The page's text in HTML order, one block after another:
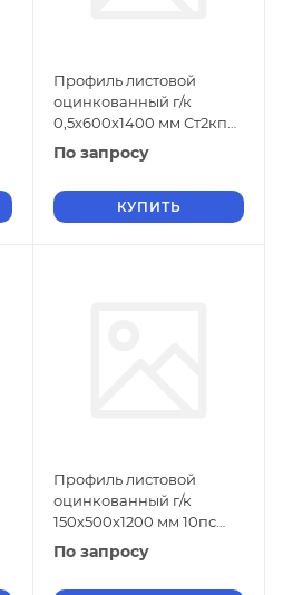
Профиль листовой
оцинкованный г/к
0,5х600х1400 мм Ст2кп
ГОСТ 9234-74
По запросу
КУПИТЬ
Профиль листовой
оцинкованный г/к
150х500х1200 мм 10пс
ГОСТ 9234-74
По запросу